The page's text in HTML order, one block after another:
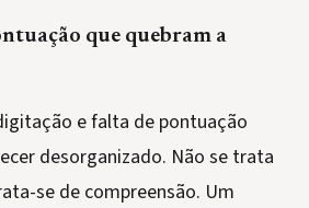
que quebram a
e falta de pontuação
desorganizado. Não se trata
se de compreensão. Um